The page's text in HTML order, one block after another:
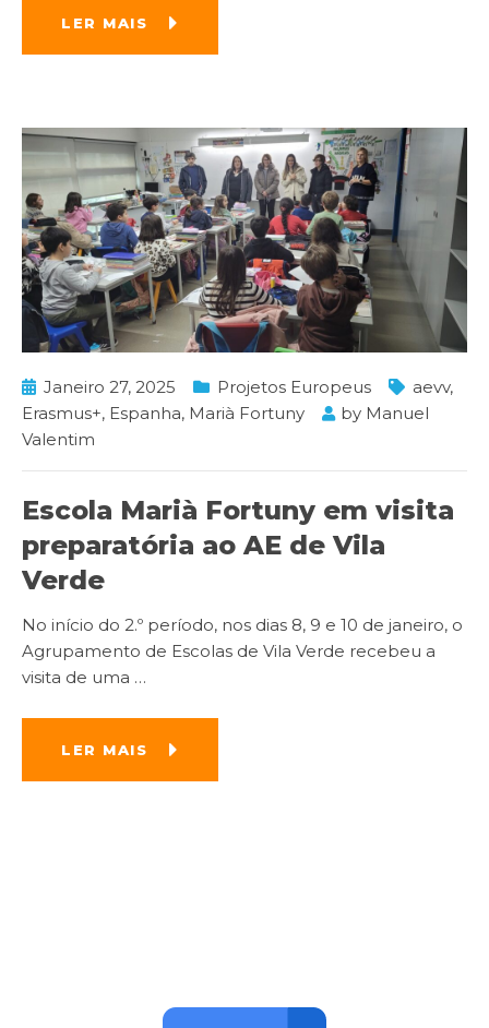
LER MAIS
Janeiro 27, 2025 Projetos Europeus aevv,
Erasmus+, Espanha, Marià Fortuny by Manuel
Valentim
Escola Marià Fortuny em visita
preparatória ao AE de Vila
Verde
No início do 2.º período, nos dias 8, 9 e 10 de janeiro, o
Agrupamento de Escolas de Vila Verde recebeu a
visita de uma …
LER MAIS